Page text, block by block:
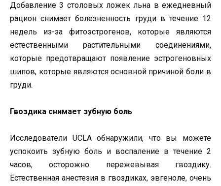
Добавление 3 столовых ложек льна в ежедневный
рацион снимает болезненность груди в течение 12
недель из-за фитоэстрогенов, которые являются
естественными растительными соединениями,
которые предотвращают появление эстрогеновных
шипов, которые являются основной причиной боли в
груди.
Гвоздика снимает зубную боль
Исследователи UCLA обнаружили, что вы можете
успокоить зубную боль и воспаление в течение 2
часов, осторожно пережевывая гвоздику.
Естественная анестезия в гвоздиках, эвгеноле, очень